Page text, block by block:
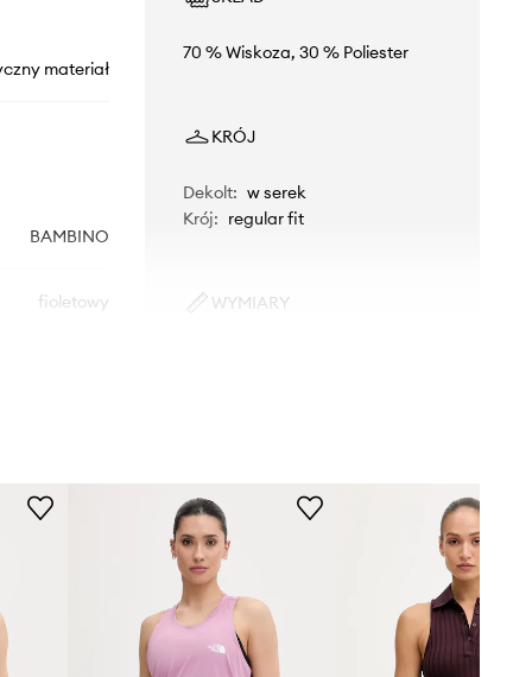
materiał
BAMBINO
fioletowy
70 % Wiskoza, 30 % Poliester
KRÓJ
Dekolt: w serek
Krój: regular fit
WYMIARY
Tabela rozmiarów